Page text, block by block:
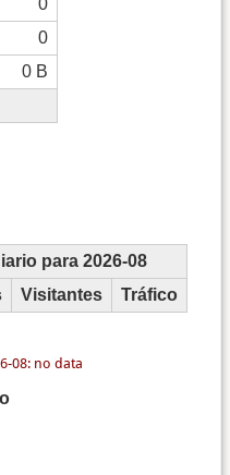
0
0 B
para 2026-08
Visitantes Tráfico